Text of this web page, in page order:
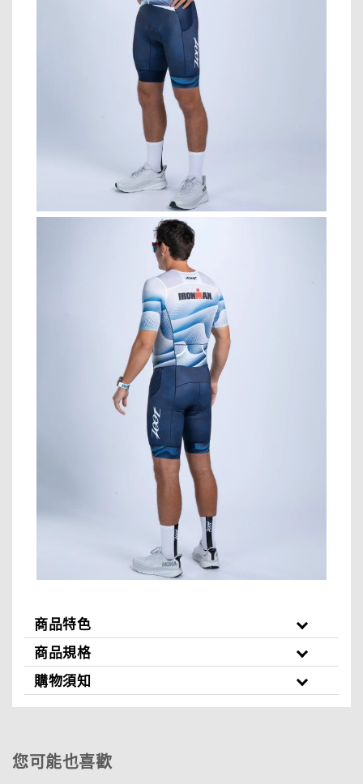
商品特色
商品規格
購物須知
您可能也喜歡